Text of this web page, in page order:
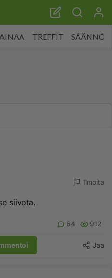
TREFFIT SÄÄNNÖT
Ilmoita
siivota.
64 912
Jaa